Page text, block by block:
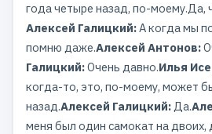
года четыре назад, по-моему.Да,
Алексей Галицкий:А когда мы
помню даже.Алексей Антонов:
Галицкий:Очень давно.Илья
когда-то, это, по-моему, может
назад.Алексей Галицкий:Да.
меня был один самокат на двоих,